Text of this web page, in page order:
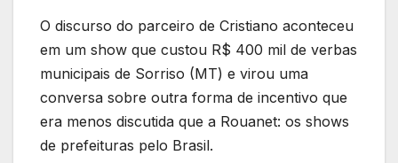
O discurso do parceiro de Cristiano aconteceu
em um show que custou R$ 400 mil de verbas
municipais de Sorriso (MT) e virou uma
conversa sobre outra forma de incentivo que
era menos discutida que a Rouanet: os shows
de prefeituras pelo Brasil.